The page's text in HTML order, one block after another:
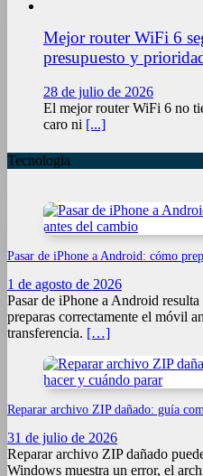
Mejor router WiFi 6
presupuesto y
28 de julio de 2026
El mejor router WiFi 6 no
caro ni [...]
Tecnologia
Pasar de iPhone a Android: cómo
1 de agosto de 2026
Pasar de iPhone a Android
preparas correctamente el móvil
transferencia. […]
Reparar archivo ZIP dañado: guía
31 de julio de 2026
Reparar archivo ZIP dañado
Windows muestra un error, el